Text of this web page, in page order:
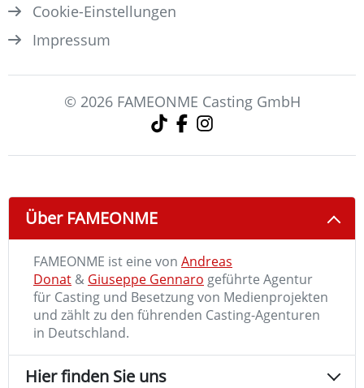
Cookie-Einstellungen
Impressum
© 2026 FAMEONME Casting GmbH
Über FAMEONME
FAMEONME ist eine von Andreas
Donat & Giuseppe Gennaro geführte Agentur
für Casting und Besetzung von Medienprojekten
und zählt zu den führenden Casting-Agenturen
in Deutschland.
Hier finden Sie uns